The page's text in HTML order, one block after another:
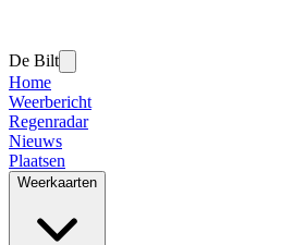
De Bilt
Home
Weerbericht
Regenradar
Nieuws
Plaatsen
Weerkaarten